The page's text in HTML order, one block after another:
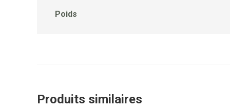
Poids
Produits similaires